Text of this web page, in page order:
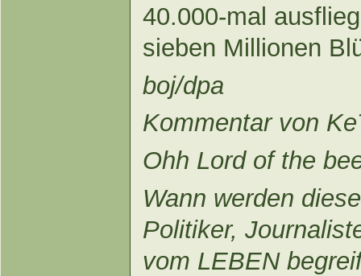
40.000-mal
sieben Millionen
boj/dpa
Kommentar von
Ohh Lord of the
Wann werden
Politiker,
vom LEBEN